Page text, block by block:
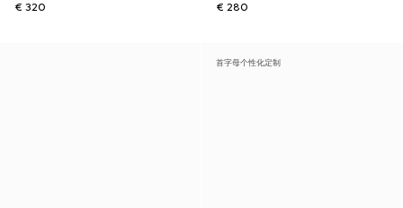
€ 320
€ 280
首字母个性化定制